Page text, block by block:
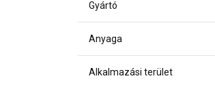
Gyártó
Anyaga
Alkalmazási terület